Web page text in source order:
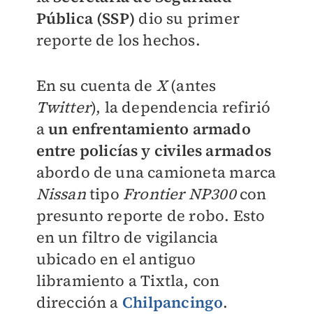
Pública (SSP) dio su primer
reporte de los hechos.
En su cuenta de X(antes
Twitter), la dependencia refirió
aun enfrentamiento armado
entre policías y civiles armados
abordo de una camioneta marca
Nissantipo Frontier NP300con
presunto reporte de robo. Esto
en un filtro de vigilancia
ubicado en el antiguo
libramiento a Tixtla, con
dirección a Chilpancingo.